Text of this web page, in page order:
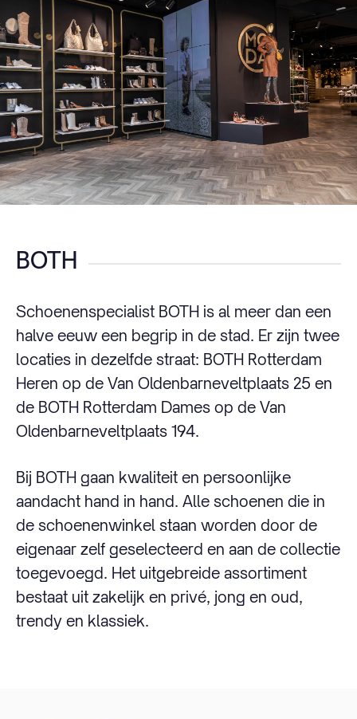
BOTH
Schoenenspecialist BOTH is al meer dan een
halve eeuw een begrip in de stad. Er zijn twee
locaties in dezelfde straat: BOTH Rotterdam
Heren op de Van Oldenbarneveltplaats 25 en
de BOTH Rotterdam Dames op de Van
Oldenbarneveltplaats 194.
Bij BOTH gaan kwaliteit en persoonlijke
aandacht hand in hand. Alle schoenen die in
de schoenenwinkel staan worden door de
eigenaar zelf geselecteerd en aan de collectie
toegevoegd. Het uitgebreide assortiment
bestaat uit zakelijk en privé, jong en oud,
trendy en klassiek.